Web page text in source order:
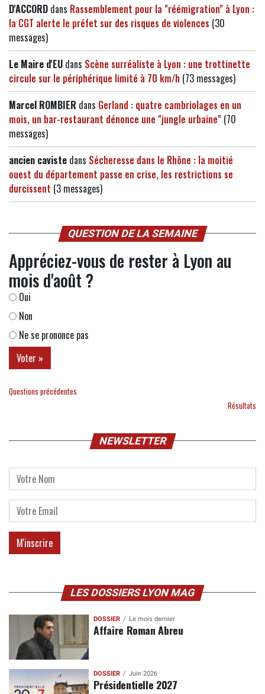
D'ACCORD dans Rassemblement pour la "réémigration" à Lyon :
la CGT alerte le préfet sur des risques de violences (30
messages)
Le Maire d'EU dans Scène surréaliste à Lyon : une trottinette
circule sur le périphérique limité à 70 km/h (73 messages)
Marcel ROMBIER dans Gerland : quatre cambriolages en un
mois, un bar-restaurant dénonce une "jungle urbaine" (70
messages)
ancien caviste dans Sécheresse dans le Rhône : la moitié
ouest du département passe en crise, les restrictions se
durcissent (3 messages)
QUESTION DE LA SEMAINE
Appréciez-vous de rester à Lyon au
mois d'août ?
Oui
Non
Ne se prononce pas
Questions précédentes
Résultats
NEWSLETTER
LES DOSSIERS LYON MAG
DOSSIER Le mois dernier
Affaire Roman Abreu
DOSSIER Juin 2026
Présidentielle 2027